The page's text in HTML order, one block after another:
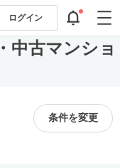
ログイン
中古マンショ
条件を変更